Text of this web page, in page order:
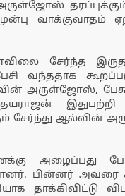
வாக்குவாதம்
சேர்ந்த
வந்ததாக
அருள்ஜோஸ்,
இதுபற்றி
சேர்ந்து ஆல்வின்
பின்னர் அவரை
தாக்கிவிட்டு